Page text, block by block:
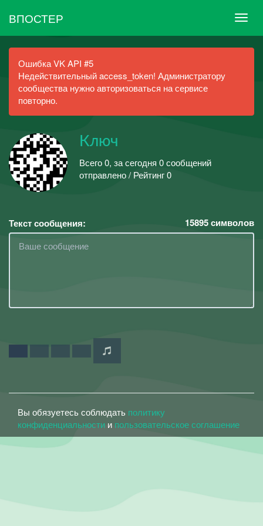
ВПОСТЕР
Ошибка VK API #5
Недействительный access_token! Администратору
сообщества нужно авторизоваться на сервисе
повторно.
Ключ
Всего 0, за сегодня 0 сообщений
отправлено / Рейтинг 0
Текст сообщения: 15895символов
Вы обязуетесь соблюдать политику
конфиденциальности и пользовательское соглашение